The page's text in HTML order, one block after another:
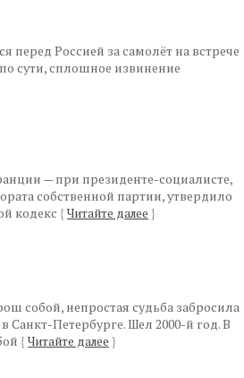
перед Россией за самолёт на встрече
сути, сплошное извинение
— при президенте-социалисте,
собственной партии, утвердило
кодекс { Читайте далее }
собой, непростая судьба забросила
Санкт-Петербурге. Шел 2000-й год. В
{ Читайте далее }